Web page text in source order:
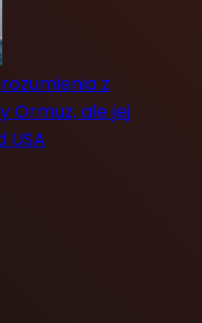
z
Ormuz, ale jej
USA